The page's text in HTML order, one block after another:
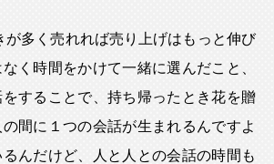
が多く売れれば売り上げはもっと伸び
く時間をかけて一緒に選んだこと、
することで、持ち帰ったとき花を贈
間に１つの会話が生まれるんですよ
んだけど、人と人との会話の時間も